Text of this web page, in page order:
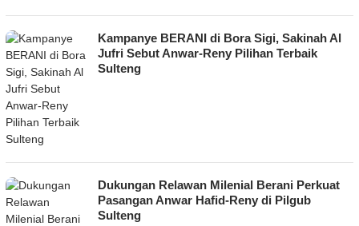
Kampanye BERANI di Bora Sigi, Sakinah Al
Jufri Sebut Anwar-Reny Pilihan Terbaik
Sulteng
Dukungan Relawan Milenial Berani Perkuat
Pasangan Anwar Hafid-Reny di Pilgub
Sulteng